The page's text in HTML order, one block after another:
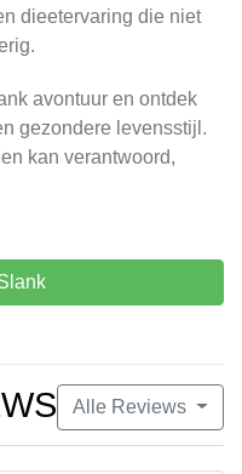
dieetervaring die niet
avontuur en ontdek
gezondere levensstijl.
kan verantwoord,
Alle Reviews